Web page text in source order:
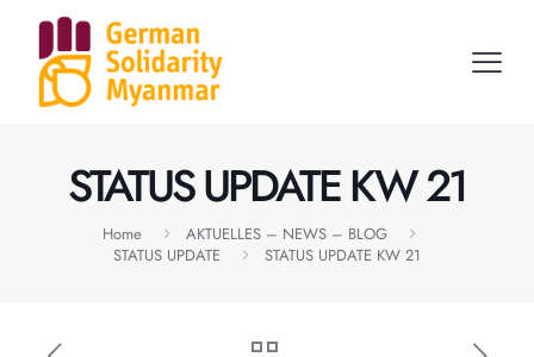
STATUS UPDATE KW 21
Home
AKTUELLES – NEWS – BLOG
STATUS UPDATE
STATUS UPDATE KW 21